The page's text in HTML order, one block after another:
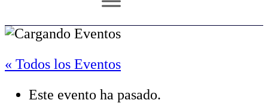
« Todos los Eventos
Este evento ha pasado.